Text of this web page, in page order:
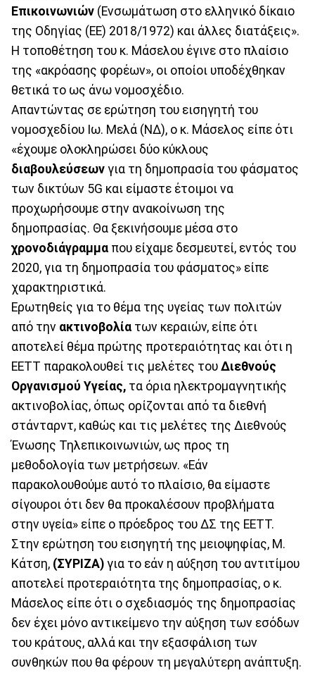
Επικοινωνιών (Ενσωμάτωση στο ελληνικό δίκαιο
της Οδηγίας (ΕΕ) 2018/1972) και άλλες διατάξεις».
Η τοποθέτηση του κ. Μάσελου έγινε στο πλαίσιο
της «ακρόασης φορέων», οι οποίοι υποδέχθηκαν
θετικά το ως άνω νομοσχέδιο.
Απαντώντας σε ερώτηση του εισηγητή του
νομοσχεδίου Ιω. Μελά (ΝΔ), ο κ. Μάσελος είπε ότι
«έχουμε ολοκληρώσει δύο κύκλους
διαβουλεύσεων για τη δημοπρασία του φάσματος
των δικτύων 5G και είμαστε έτοιμοι να
προχωρήσουμε στην ανακοίνωση της
δημοπρασίας. Θα ξεκινήσουμε μέσα στο
χρονοδιάγραμμα που είχαμε δεσμευτεί, εντός του
2020, για τη δημοπρασία του φάσματος» είπε
χαρακτηριστικά.
Ερωτηθείς για το θέμα της υγείας των πολιτών
από την ακτινοβολία των κεραιών, είπε ότι
αποτελεί θέμα πρώτης προτεραιότητας και ότι η
ΕΕΤΤ παρακολουθεί τις μελέτες του Διεθνούς
Οργανισμού Υγείας, τα όρια ηλεκτρομαγνητικής
ακτινοβολίας, όπως ορίζονται από τα διεθνή
στάνταρντ, καθώς και τις μελέτες της Διεθνούς
Ένωσης Τηλεπικοινωνιών, ως προς τη
μεθοδολογία των μετρήσεων. «Εάν
παρακολουθούμε αυτό το πλαίσιο, θα είμαστε
σίγουροι ότι δεν θα προκαλέσουν προβλήματα
στην υγεία» είπε ο πρόεδρος του ΔΣ της ΕΕΤΤ.
Στην ερώτηση του εισηγητή της μειοψηφίας, Μ.
Κάτση, (ΣΥΡΙΖΑ) για το εάν η αύξηση του αντιτίμου
αποτελεί προτεραιότητα της δημοπρασίας, ο κ.
Μάσελος είπε ότι ο σχεδιασμός της δημοπρασίας
δεν έχει μόνο αντικείμενο την αύξηση των εσόδων
του κράτους, αλλά και την εξασφάλιση των
συνθηκών που θα φέρουν τη μεγαλύτερη ανάπτυξη.